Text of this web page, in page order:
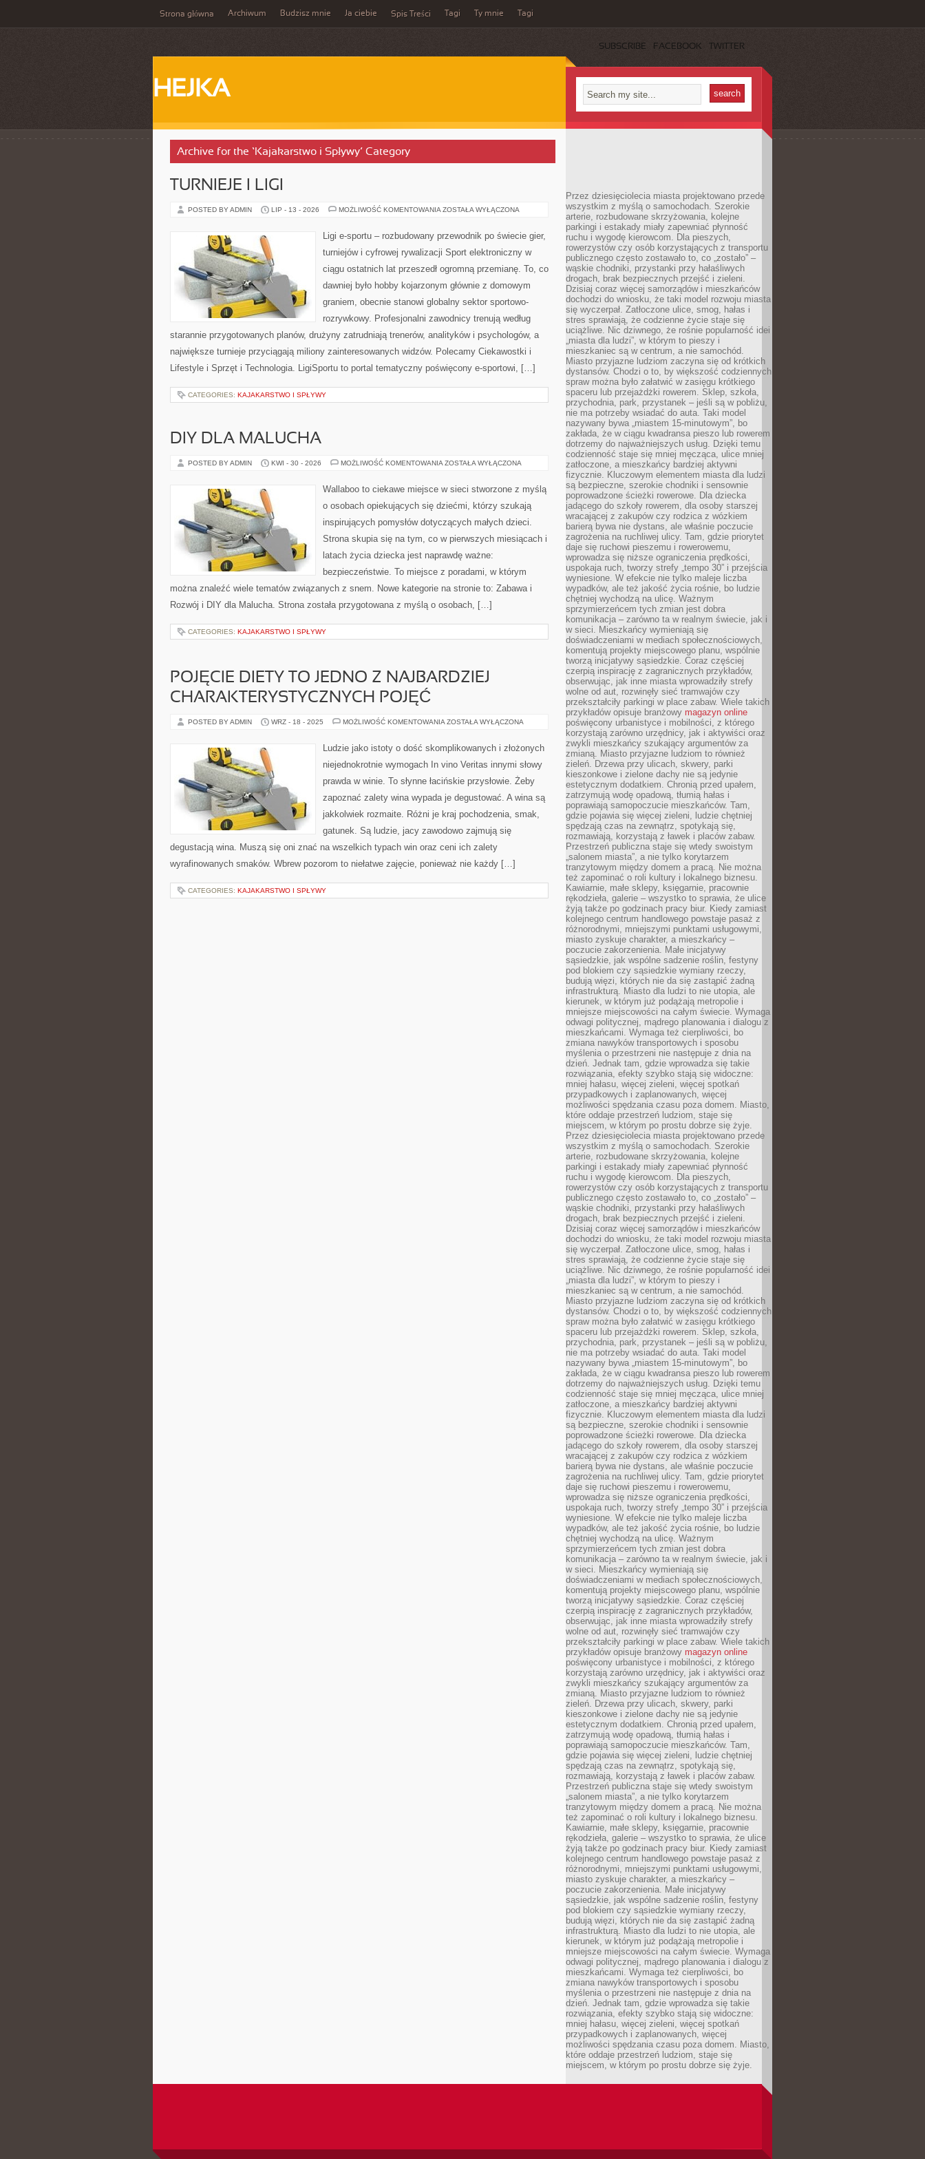
Strona główna Archiwum Budzisz mnie Ja ciebie Spis Treści Tagi Ty mnie Tagi
SUBSCRIBE FACEBOOK TWITTER
HEJKA
Archive for the ‘Kajakarstwo i Spływy’ Category
TURNIEJE I LIGI
POSTED BY ADMIN LIP - 13 - 2026 MOŻLIWOŚĆ KOMENTOWANIA TURNIEJE
ZOSTAŁA WYŁĄCZONA
Ligi e-sportu – rozbudowany przewodnik po świecie gier,
turniejów i cyfrowej rywalizacji Sport elektroniczny w
ciągu ostatnich lat przeszedł ogromną przemianę. To, co
dawniej było hobby kojarzonym głównie z domowym
graniem, obecnie stanowi globalny sektor sportowo-
rozrywkowy. Profesjonalni zawodnicy trenują według
starannie przygotowanych planów, drużyny zatrudniają trenerów, analityków i psychologów, a
największe turnieje przyciągają miliony zainteresowanych widzów. Polecamy Ciekawostki i
Lifestyle i Sprzęt i Technologia. LigiSportu to portal tematyczny poświęcony e-sportowi, […]
CATEGORIES: KAJAKARSTWO I SPŁYWY
DIY DLA MALUCHA
POSTED BY ADMIN KWI - 30 - 2026 MOŻLIWOŚĆ KOMENTOWANIA DIY
ZOSTAŁA WYŁĄCZONA
Wallaboo to ciekawe miejsce w sieci stworzone z myślą
o osobach opiekujących się dziećmi, którzy szukają
inspirujących pomysłów dotyczących małych dzieci.
Strona skupia się na tym, co w pierwszych miesiącach i
latach życia dziecka jest naprawdę ważne:
bezpieczeństwie. To miejsce z poradami, w którym
można znaleźć wiele tematów związanych z snem. Nowe kategorie na stronie to: Zabawa i
Rozwój i DIY dla Malucha. Strona została przygotowana z myślą o osobach, […]
CATEGORIES: KAJAKARSTWO I SPŁYWY
POJĘCIE DIETY TO JEDNO Z NAJBARDZIEJ
CHARAKTERYSTYCZNYCH POJĘĆ
POSTED BY ADMIN WRZ - 18 - 2025 MOŻLIWOŚĆ KOMENTOWANIA POJĘCIE
JEDNO
Z
CHARAKTERYSTYCZNYCH
ZOSTAŁA WYŁĄCZONA
Ludzie jako istoty o dość skomplikowanych i złożonych
niejednokrotnie wymogach In vino Veritas innymi słowy
prawda w winie. To słynne łacińskie przysłowie. Żeby
zapoznać zalety wina wypada je degustować. A wina są
jakkolwiek rozmaite. Różni je kraj pochodzenia, smak,
gatunek. Są ludzie, jacy zawodowo zajmują się
degustacją wina. Muszą się oni znać na wszelkich typach win oraz ceni ich zalety
wyrafinowanych smaków. Wbrew pozorom to niełatwe zajęcie, ponieważ nie każdy […]
CATEGORIES: KAJAKARSTWO I SPŁYWY
Przez dziesięciolecia miasta projektowano przede
wszystkim z myślą o samochodach. Szerokie
arterie, rozbudowane skrzyżowania, kolejne
parkingi i estakady miały zapewniać płynność
ruchu i wygodę kierowcom. Dla pieszych,
rowerzystów czy osób korzystających z transportu
publicznego często zostawało to, co „zostało” –
wąskie chodniki, przystanki przy hałaśliwych
drogach, brak bezpiecznych przejść i zieleni.
Dzisiaj coraz więcej samorządów i mieszkańców
dochodzi do wniosku, że taki model rozwoju miasta
się wyczerpał. Zatłoczone ulice, smog, hałas i
stres sprawiają, że codzienne życie staje się
uciążliwe. Nic dziwnego, że rośnie popularność idei
„miasta dla ludzi”, w którym to pieszy i
mieszkaniec są w centrum, a nie samochód.
Miasto przyjazne ludziom zaczyna się od krótkich
dystansów. Chodzi o to, by większość codziennych
spraw można było załatwić w zasięgu krótkiego
spaceru lub przejażdżki rowerem. Sklep, szkoła,
przychodnia, park, przystanek – jeśli są w pobliżu,
nie ma potrzeby wsiadać do auta. Taki model
nazywany bywa „miastem 15-minutowym”, bo
zakłada, że w ciągu kwadransa pieszo lub rowerem
dotrzemy do najważniejszych usług. Dzięki temu
codzienność staje się mniej męcząca, ulice mniej
zatłoczone, a mieszkańcy bardziej aktywni
fizycznie. Kluczowym elementem miasta dla ludzi
są bezpieczne, szerokie chodniki i sensownie
poprowadzone ścieżki rowerowe. Dla dziecka
jadącego do szkoły rowerem, dla osoby starszej
wracającej z zakupów czy rodzica z wózkiem
barierą bywa nie dystans, ale właśnie poczucie
zagrożenia na ruchliwej ulicy. Tam, gdzie priorytet
daje się ruchowi pieszemu i rowerowemu,
wprowadza się niższe ograniczenia prędkości,
uspokaja ruch, tworzy strefy „tempo 30” i przejścia
wyniesione. W efekcie nie tylko maleje liczba
wypadków, ale też jakość życia rośnie, bo ludzie
chętniej wychodzą na ulicę. Ważnym
sprzymierzeńcem tych zmian jest dobra
komunikacja – zarówno ta w realnym świecie, jak i
w sieci. Mieszkańcy wymieniają się
doświadczeniami w mediach społecznościowych,
komentują projekty miejscowego planu, wspólnie
tworzą inicjatywy sąsiedzkie. Coraz częściej
czerpią inspirację z zagranicznych przykładów,
obserwując, jak inne miasta wprowadziły strefy
wolne od aut, rozwinęły sieć tramwajów czy
przekształciły parkingi w place zabaw. Wiele takich
przykładów opisuje branżowy magazyn online
poświęcony urbanistyce i mobilności, z którego
korzystają zarówno urzędnicy, jak i aktywiści oraz
zwykli mieszkańcy szukający argumentów za
zmianą. Miasto przyjazne ludziom to również
zieleń. Drzewa przy ulicach, skwery, parki
kieszonkowe i zielone dachy nie są jedynie
estetycznym dodatkiem. Chronią przed upałem,
zatrzymują wodę opadową, tłumią hałas i
poprawiają samopoczucie mieszkańców. Tam,
gdzie pojawia się więcej zieleni, ludzie chętniej
spędzają czas na zewnątrz, spotykają się,
rozmawiają, korzystają z ławek i placów zabaw.
Przestrzeń publiczna staje się wtedy swoistym
„salonem miasta”, a nie tylko korytarzem
tranzytowym między domem a pracą. Nie można
też zapominać o roli kultury i lokalnego biznesu.
Kawiarnie, małe sklepy, księgarnie, pracownie
rękodzieła, galerie – wszystko to sprawia, że ulice
żyją także po godzinach pracy biur. Kiedy zamiast
kolejnego centrum handlowego powstaje pasaż z
różnorodnymi, mniejszymi punktami usługowymi,
miasto zyskuje charakter, a mieszkańcy –
poczucie zakorzenienia. Małe inicjatywy
sąsiedzkie, jak wspólne sadzenie roślin, festyny
pod blokiem czy sąsiedzkie wymiany rzeczy,
budują więzi, których nie da się zastąpić żadną
infrastrukturą. Miasto dla ludzi to nie utopia, ale
kierunek, w którym już podążają metropolie i
mniejsze miejscowości na całym świecie. Wymaga
odwagi politycznej, mądrego planowania i dialogu z
mieszkańcami. Wymaga też cierpliwości, bo
zmiana nawyków transportowych i sposobu
myślenia o przestrzeni nie następuje z dnia na
dzień. Jednak tam, gdzie wprowadza się takie
rozwiązania, efekty szybko stają się widoczne:
mniej hałasu, więcej zieleni, więcej spotkań
przypadkowych i zaplanowanych, więcej
możliwości spędzania czasu poza domem. Miasto,
które oddaje przestrzeń ludziom, staje się
miejscem, w którym po prostu dobrze się żyje.
Przez dziesięciolecia miasta projektowano przede
wszystkim z myślą o samochodach. Szerokie
arterie, rozbudowane skrzyżowania, kolejne
parkingi i estakady miały zapewniać płynność
ruchu i wygodę kierowcom. Dla pieszych,
rowerzystów czy osób korzystających z transportu
publicznego często zostawało to, co „zostało” –
wąskie chodniki, przystanki przy hałaśliwych
drogach, brak bezpiecznych przejść i zieleni.
Dzisiaj coraz więcej samorządów i mieszkańców
dochodzi do wniosku, że taki model rozwoju miasta
się wyczerpał. Zatłoczone ulice, smog, hałas i
stres sprawiają, że codzienne życie staje się
uciążliwe. Nic dziwnego, że rośnie popularność idei
„miasta dla ludzi”, w którym to pieszy i
mieszkaniec są w centrum, a nie samochód.
Miasto przyjazne ludziom zaczyna się od krótkich
dystansów. Chodzi o to, by większość codziennych
spraw można było załatwić w zasięgu krótkiego
spaceru lub przejażdżki rowerem. Sklep, szkoła,
przychodnia, park, przystanek – jeśli są w pobliżu,
nie ma potrzeby wsiadać do auta. Taki model
nazywany bywa „miastem 15-minutowym”, bo
zakłada, że w ciągu kwadransa pieszo lub rowerem
dotrzemy do najważniejszych usług. Dzięki temu
codzienność staje się mniej męcząca, ulice mniej
zatłoczone, a mieszkańcy bardziej aktywni
fizycznie. Kluczowym elementem miasta dla ludzi
są bezpieczne, szerokie chodniki i sensownie
poprowadzone ścieżki rowerowe. Dla dziecka
jadącego do szkoły rowerem, dla osoby starszej
wracającej z zakupów czy rodzica z wózkiem
barierą bywa nie dystans, ale właśnie poczucie
zagrożenia na ruchliwej ulicy. Tam, gdzie priorytet
daje się ruchowi pieszemu i rowerowemu,
wprowadza się niższe ograniczenia prędkości,
uspokaja ruch, tworzy strefy „tempo 30” i przejścia
wyniesione. W efekcie nie tylko maleje liczba
wypadków, ale też jakość życia rośnie, bo ludzie
chętniej wychodzą na ulicę. Ważnym
sprzymierzeńcem tych zmian jest dobra
komunikacja – zarówno ta w realnym świecie, jak i
w sieci. Mieszkańcy wymieniają się
doświadczeniami w mediach społecznościowych,
komentują projekty miejscowego planu, wspólnie
tworzą inicjatywy sąsiedzkie. Coraz częściej
czerpią inspirację z zagranicznych przykładów,
obserwując, jak inne miasta wprowadziły strefy
wolne od aut, rozwinęły sieć tramwajów czy
przekształciły parkingi w place zabaw. Wiele takich
przykładów opisuje branżowy magazyn online
poświęcony urbanistyce i mobilności, z którego
korzystają zarówno urzędnicy, jak i aktywiści oraz
zwykli mieszkańcy szukający argumentów za
zmianą. Miasto przyjazne ludziom to również
zieleń. Drzewa przy ulicach, skwery, parki
kieszonkowe i zielone dachy nie są jedynie
estetycznym dodatkiem. Chronią przed upałem,
zatrzymują wodę opadową, tłumią hałas i
poprawiają samopoczucie mieszkańców. Tam,
gdzie pojawia się więcej zieleni, ludzie chętniej
spędzają czas na zewnątrz, spotykają się,
rozmawiają, korzystają z ławek i placów zabaw.
Przestrzeń publiczna staje się wtedy swoistym
„salonem miasta”, a nie tylko korytarzem
tranzytowym między domem a pracą. Nie można
też zapominać o roli kultury i lokalnego biznesu.
Kawiarnie, małe sklepy, księgarnie, pracownie
rękodzieła, galerie – wszystko to sprawia, że ulice
żyją także po godzinach pracy biur. Kiedy zamiast
kolejnego centrum handlowego powstaje pasaż z
różnorodnymi, mniejszymi punktami usługowymi,
miasto zyskuje charakter, a mieszkańcy –
poczucie zakorzenienia. Małe inicjatywy
sąsiedzkie, jak wspólne sadzenie roślin, festyny
pod blokiem czy sąsiedzkie wymiany rzeczy,
budują więzi, których nie da się zastąpić żadną
infrastrukturą. Miasto dla ludzi to nie utopia, ale
kierunek, w którym już podążają metropolie i
mniejsze miejscowości na całym świecie. Wymaga
odwagi politycznej, mądrego planowania i dialogu z
mieszkańcami. Wymaga też cierpliwości, bo
zmiana nawyków transportowych i sposobu
myślenia o przestrzeni nie następuje z dnia na
dzień. Jednak tam, gdzie wprowadza się takie
rozwiązania, efekty szybko stają się widoczne:
mniej hałasu, więcej zieleni, więcej spotkań
przypadkowych i zaplanowanych, więcej
możliwości spędzania czasu poza domem. Miasto,
które oddaje przestrzeń ludziom, staje się
miejscem, w którym po prostu dobrze się żyje.